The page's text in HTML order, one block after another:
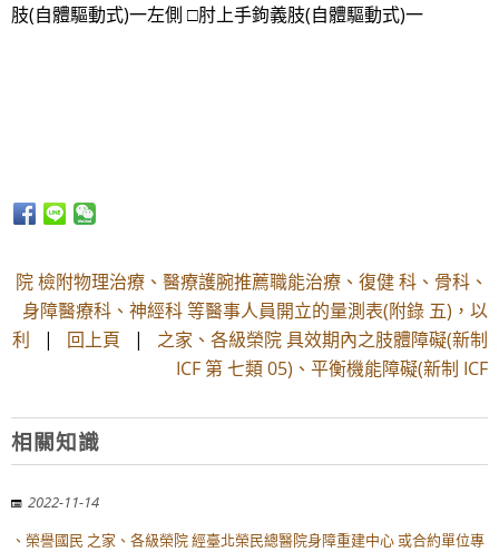
肢(自體驅動式)一左側 □肘上手鉤義肢(自體驅動式)一
院 檢附物理治療、醫療護腕推薦職能治療、復健 科、骨科、
身障醫療科、神經科 等醫事人員開立的量測表(附錄 五)，以
利 | 回上頁 | 之家、各級榮院 具效期內之肢體障礙(新制
ICF 第 七類 05)、平衡機能障礙(新制 ICF
相關知識
2022-11-14
、榮譽國民 之家、各級榮院 經臺北榮民總醫院身障重建中心 或合約單位專